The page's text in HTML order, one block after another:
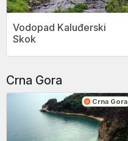
Vodopad Kaluđerski
Skok
Crna Gora
Crna Gora